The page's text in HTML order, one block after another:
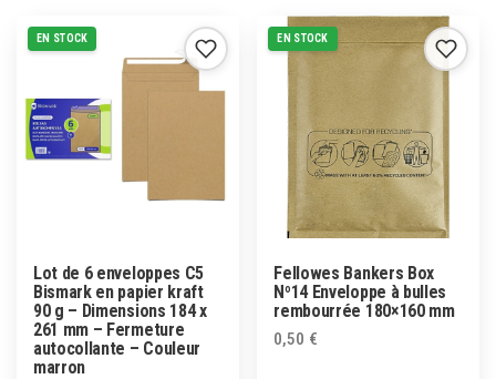
EN STOCK
Lot de 6 enveloppes C5
Bismark en papier kraft
90 g – Dimensions 184 x
261 mm – Fermeture
autocollante – Couleur
marron
EN STOCK
Fellowes Bankers Box
Nº14 Enveloppe à bulles
rembourrée 180×160 mm
0,50 €